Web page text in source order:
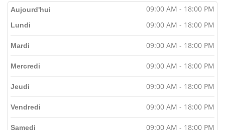
Aujourd'hui 09:00 AM - 18:00 PM
Lundi 09:00 AM - 18:00 PM
Mardi 09:00 AM - 18:00 PM
Mercredi 09:00 AM - 18:00 PM
Jeudi 09:00 AM - 18:00 PM
Vendredi 09:00 AM - 18:00 PM
Samedi 09:00 AM - 18:00 PM